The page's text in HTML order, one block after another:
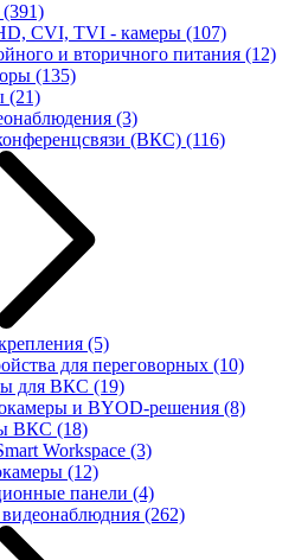
(391)
CVI, TVI - камеры (107)
и вторичного питания (12)
(135)
(21)
(3)
(ВКС) (116)
(5)
для переговорных (10)
для ВКС (19)
и BYOD-решения (8)
ВКС (18)
Workspace (3)
(12)
панели (4)
(262)